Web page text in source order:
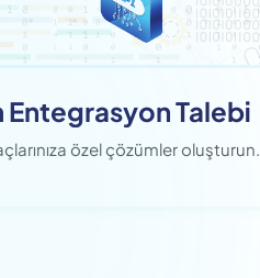
Entegrasyon Talebi
özel çözümler oluşturun.